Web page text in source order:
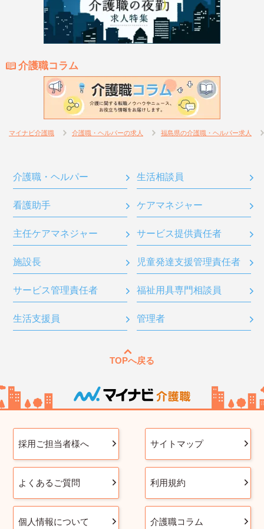
介護職コラム
マイナビ介護職 介護職・ヘルパーの求人 福島県の介護職・ヘルパー求人
介護職・ヘルパー 生活相談員
看護助手 ケアマネジャー
主任ケアマネジャー サービス提供責任者
施設長 児童発達支援管理責任者
サービス管理責任者 福祉用具専門相談員
生活支援員 管理者
TOPへ戻る
採用ご担当者様へ サイトマップ
よくあるご質問 利用規約
個人情報について 介護職コラム